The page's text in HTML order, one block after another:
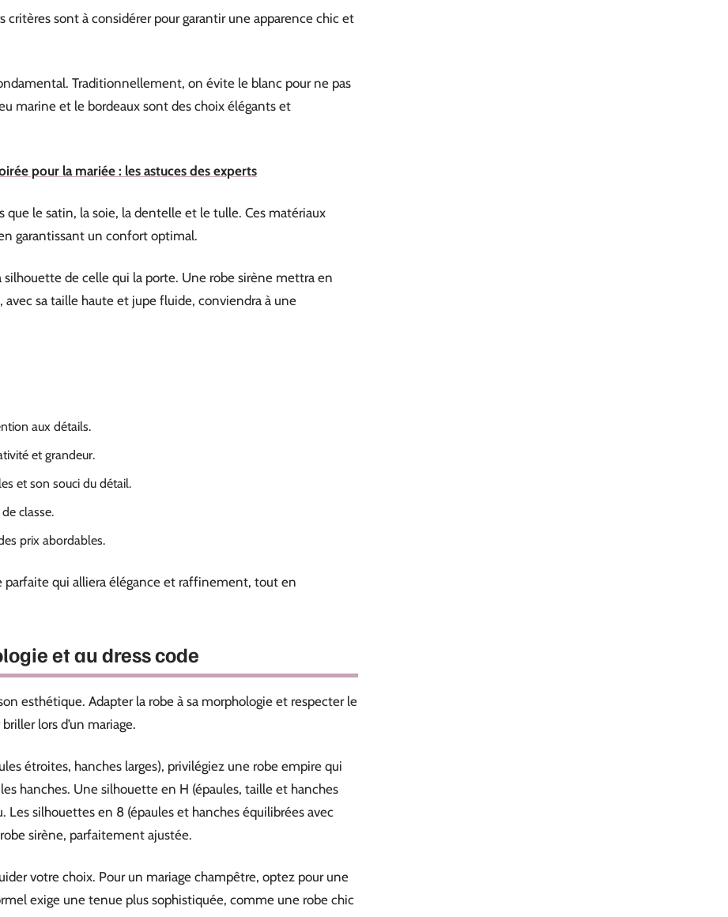
critères sont à considérer pour garantir une apparence chic et
Traditionnellement, on évite le blanc pour ne pas
marine et le bordeaux sont des choix élégants et
pour la mariée : les astuces des experts
que le satin, la soie, la dentelle et le tulle. Ces matériaux
garantissant un confort optimal.
de celle qui la porte. Une robe sirène mettra en
avec sa taille haute et jupe fluide, conviendra à une
aux détails.
et grandeur.
et son souci du détail.
classe.
prix abordables.
parfaite qui alliera élégance et raffinement, tout en
et au dress code
esthétique. Adapter la robe à sa morphologie et respecter le
lors d’un mariage.
étroites, hanches larges), privilégiez une robe empire qui
hanches. Une silhouette en H (épaules, taille et hanches
Les silhouettes en 8 (épaules et hanches équilibrées avec
sirène, parfaitement ajustée.
votre choix. Pour un mariage champêtre, optez pour une
exige une tenue plus sophistiquée, comme une robe chic